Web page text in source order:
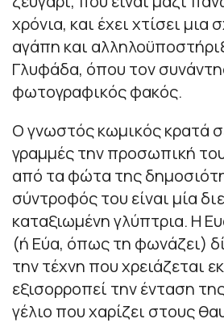
χρόνια, και έχει χτίσει μια
αγάπη και
Γλυφάδα, όπου τον
φωτογραφικός φακός.
Ο γνωστός κωμικός κρατά
γραμμές την προσωπική
από τα φώτα της
σύντροφός του είναι μία
καταξιωμένη γλύπτρια. Η
(ή Εύα, όπως τη φωνάζει)
την τέχνη που χρειάζεται
εξισορροπεί την ένταση
γέλιο που χαρίζει στους